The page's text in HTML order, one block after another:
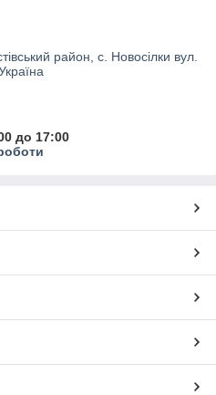
район, с. Новосілки вул.
до 17:00